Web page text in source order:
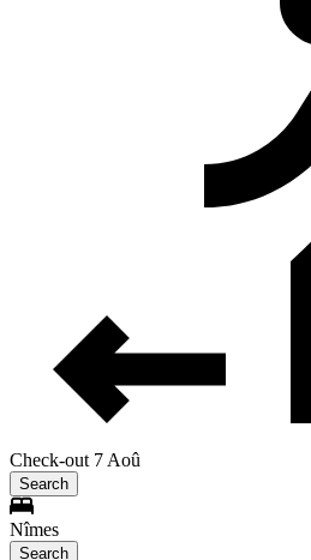
Check-out 7 Aoû
Search
Nîmes
Search